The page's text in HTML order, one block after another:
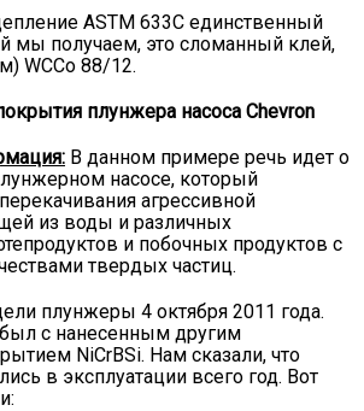
ASTM 633C единственный
мы получаем, это сломанный клей,
WCCo 88/12.
плунжера насоса Chevron
В данном примере речь идет о
насосе, который
агрессивной
из воды и различных
и побочных продуктов с
твердых частиц.
плунжеры 4 октября 2011 года.
с нанесенным другим
NiCrBSi. Нам сказали, что
в эксплуатации всего год. Вот